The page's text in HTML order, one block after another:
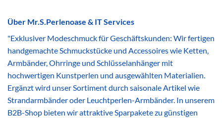
Über Mr.S.Perlenoase & IT Services
"Exklusiver Modeschmuck für Geschäftskunden: Wir fertigen
handgemachte Schmuckstücke und Accessoires wie Ketten,
Armbänder, Ohrringe und Schlüsselanhänger mit
hochwertigen Kunstperlen und ausgewählten Materialien.
Ergänzt wird unser Sortiment durch saisonale Artikel wie
Strandarmbänder oder Leuchtperlen-Armbänder. In unserem
B2B-Shop bieten wir attraktive Sparpakete zu günstigen